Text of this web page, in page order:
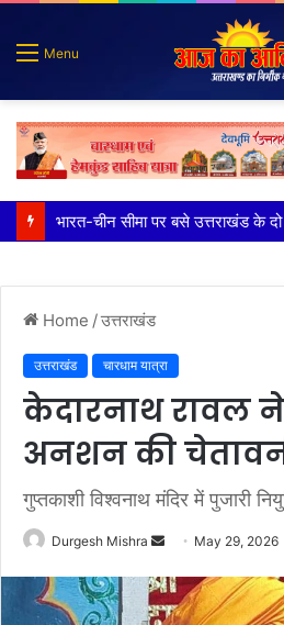
Menu
Home /उत्तराखंड
उत्तराखंड चारधाम यात्रा
केदारनाथ रावल
अनशन की
गुप्तकाशी विश्वनाथ मंदिर में पुजारी
Durgesh Mishra
Send
email
May 29, 2026